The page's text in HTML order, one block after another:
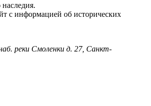
с информацией об исторических
реки Смоленки д. 27, Санкт-